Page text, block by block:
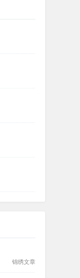
锦绣文章